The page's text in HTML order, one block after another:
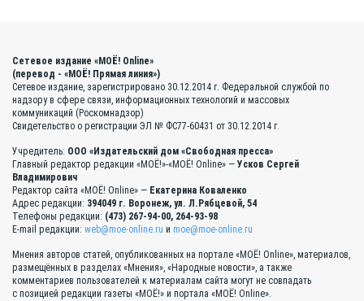
Сетевое издание «МОЁ! Online»
(перевод - «МОЁ! Прямая линия»)
Сетевое издание, зарегистрировано 30.12.2014 г. Федеральной службой по
надзору в сфере связи, информационных технологий и массовых
коммуникаций (Роскомнадзор)
Свидетельство о регистрации ЭЛ № ФС77-60431 от 30.12.2014 г.
Учредитель: ООО «Издательский дом «Свободная пресса»
Главный редактор редакции «МОЁ!»-«МОЁ! Online» — Усков Сергей
Владимирович
Редактор сайта «МОЁ! Online» — Екатерина Коваленко
Адрес редакции: 394049 г. Воронеж, ул. Л.Рябцевой, 54
Телефоны редакции: (473) 267-94-00, 264-93-98
E-mail редакции: web@moe-online.ru и moe@moe-online.ru
Мнения авторов статей, опубликованных на портале «МОЁ! Online», материалов,
размещённых в разделах «Мнения», «Народные новости», а также
комментариев пользователей к материалам сайта могут не совпадать
с позицией редакции газеты «МОЁ!» и портала «МОЁ! Online».